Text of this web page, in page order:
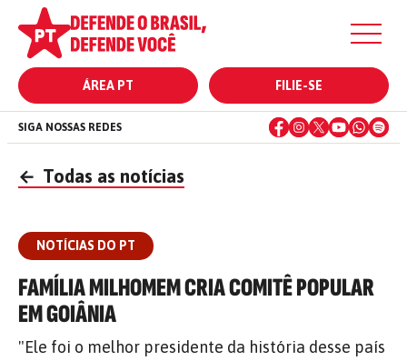
ÁREA PT FILIE-SE
SIGA NOSSAS REDES
← Todas as notícias
NOTÍCIAS DO PT
FAMÍLIA MILHOMEM CRIA COMITÊ POPULAR
EM GOIÂNIA
"Ele foi o melhor presidente da história desse país